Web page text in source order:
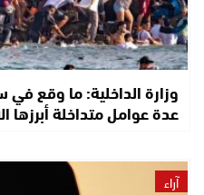
وزارة الداخلية: ما وقع في
عدة عوامل متداخلة أبرزها
آراء